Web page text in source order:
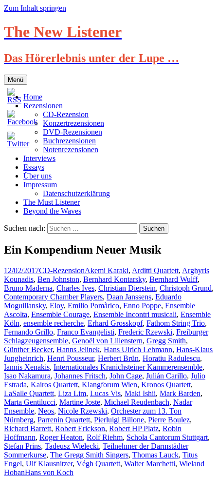
Zum Inhalt springen
The New Listener
Das Hörerlebnis unter der Lupe …
Menü
Home
Rezensionen
CD-Rezension
Konzertrezensionen
DVD-Rezensionen
Buchrezensionen
Notenrezensionen
Interviews
Essays
Über uns
Impressum
Datenschutzerklärung
The Must Listener
Beyond the Waves
Suchen nach:
Ein Kompendium Neuer Musik
12/02/2017CD-RezensionAkemi Karaki, Arditti Quartett, Arghyris
Kounadis, Ben Johnston, Bernhard Kontarsky, Bernhard Wulff,
Bruno Maderna, Charles Ives, Christian Dierstein, Christoph Grund,
Contemporary Chamber Players, Daan Janssens, Eduardo
Moguillansky, Eloy, Emilio Pomàrico, Enno Poppe, Ensemble
Ascolta, Ensemble Courage, Ensemble Incontri musicali, Ensemble
Köln, ensemble recherche, Erhard Grosskopf, Fathom String Trio,
Fernando Grillo, Franco Evangelisti, Frederic Rzewski, Freiburger
Schlagzeugensemble, Genoël von Lilienstern, Gregg Smith,
Günther Becker, Hanns Jelinek, Hans Ulrich Lehmann, Hans-Klaus
Jungheinrich, Henri Pousseur, Herbert Brün, Horatiu Radulescu,
Iannis Xenakis, Internationales Kranichsteiner Kammerensemble,
Isao Nakamura, Johannes Fritsch, John Cage, Julián Carillo, Julio
Estrada, Kairos Quartett, Klangforum Wien, Kronos Quartett,
LaSalle Quartett, Liza Lim, Lucas Vis, Maki Ishii, Mark Barden,
Marta Gentilucci, Martine Joste, Michael Reudenbach, Nadar
Ensemble, Neos, Nicole Rzewski, Orchester zum 13. Ton
Nürnberg, Parrenin Quartett, Pierluigi Billone, Pierre Boulez,
Richard Barrett, Robert Erickson, Robert HP Platz, Robin
Hoffmann, Roger Heaton, Rolf Riehm, Schola Cantorum Stuttgart,
Stefan Prins, Tadeusz Wielecki, Teilnehmer der Darmstädter
Sommerkurse, The Gregg Smith Singers, Thomas Lauck, Titus
Engel, Ulf Klausnitzer, Végh Quartett, Walter Marchetti, Wieland
HobanHans von Koch